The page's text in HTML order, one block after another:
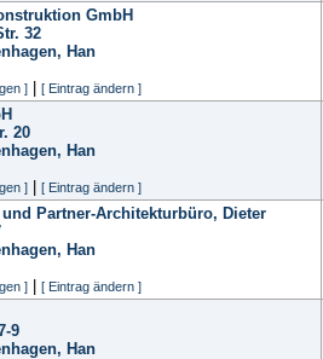
GmbH
32
Han
] [ Eintrag ändern ]
20
Han
] [ Eintrag ändern ]
Partner-Architekturbüro, Dieter
Han
] [ Eintrag ändern ]
9
Han